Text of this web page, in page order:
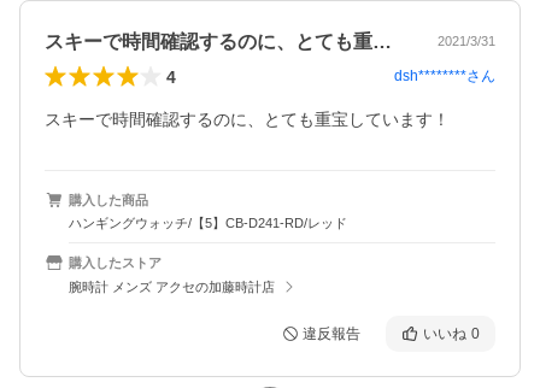
スキーで時間確認するのに、とても重宝し… 2021/3/31
4 dsh********さん
スキーで時間確認するのに、とても重宝しています！
購入した商品
ハンギングウォッチ/【5】CB-D241-RD/レッド
購入したストア
腕時計 メンズ アクセの加藤時計店
違反報告 いいね 0